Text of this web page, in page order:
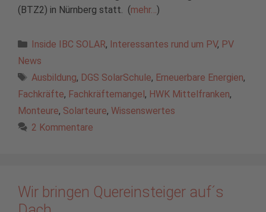
(BTZ2) in Nürnberg statt. (mehr… )
Kategorien
Inside IBC SOLAR, Interessantes rund um PV, PV
News
Schlagwörter
Ausbildung, DGS SolarSchule, Erneuerbare Energien,
Fachkräfte, Fachkräftemangel, HWK Mittelfranken,
Monteure, Solarteure, Wissenswertes
2 Kommentare
Wir bringen Quereinsteiger auf´s